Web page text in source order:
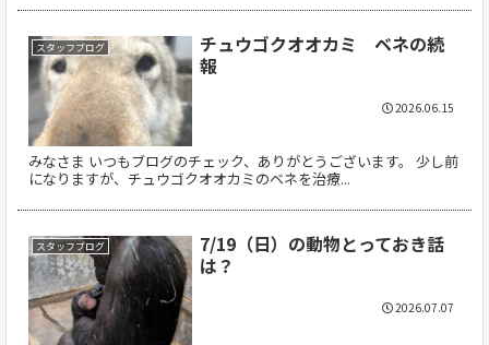
スタッフブログ
チュウゴクオオカミ ベネの続
報
みなさま いつもブログのチェック、ありがとうございます。 少し前
になりますが、チュウゴクオオカミのベネを治療...
2026.06.15
スタッフブログ
7/19（日）の動物とっておき話
は？
2026.07.07